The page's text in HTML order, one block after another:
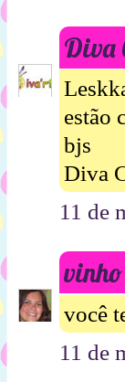
Diva
estão
bjs
Diva
11 de
você
11 de